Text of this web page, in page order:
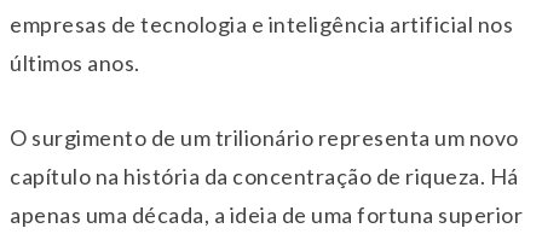
empresas de tecnologia e inteligência artificial nos
últimos anos.
O surgimento de um trilionário representa um novo
capítulo na história da concentração de riqueza. Há
apenas uma década, a ideia de uma fortuna superior